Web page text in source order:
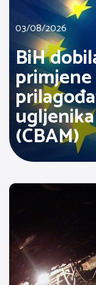
03/08/2026
BiH
(CBAM)